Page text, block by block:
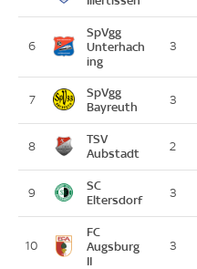
6
SpVgg
Unterhach
ing
3
7
SpVgg
Bayreuth
3
8
TSV
Aubstadt
2
9
SC
Eltersdorf
3
10
FC
Augsburg
II
3